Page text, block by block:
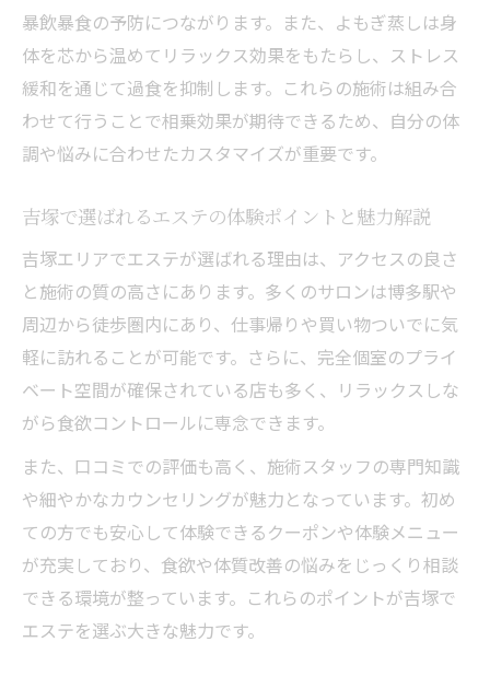
話題のエステがもたらす吉塚の食欲サポート
話題のエステで食欲サポートを受けるメリ
ット
吉塚で注目のエステが得意とする食欲ケア
エステのプロが提案する食欲管理の具体策
エステ利用者が語る食欲サポート体験談ま
とめ
食欲コントロールに強いエステ選びのコツ
紹介
食欲コントロールへ導くエステ活用の極意
エステを活用した食欲コントロールのコツ
解説
食欲を抑えるためのエステ施術の選び方と
は
継続しやすいエステでの食欲管理法を紹介
エステで習得するセルフ食欲コントロール
術
暴飲暴食の予防につながります。また、よもぎ蒸しは身
体を芯から温めてリラックス効果をもたらし、ストレス
緩和を通じて過食を抑制します。これらの施術は組み合
わせて行うことで相乗効果が期待できるため、自分の体
調や悩みに合わせたカスタマイズが重要です。
吉塚で選ばれるエステの体験ポイントと魅力解説
吉塚エリアでエステが選ばれる理由は、アクセスの良さ
と施術の質の高さにあります。多くのサロンは博多駅や
周辺から徒歩圏内にあり、仕事帰りや買い物ついでに気
軽に訪れることが可能です。さらに、完全個室のプライ
ベート空間が確保されている店も多く、リラックスしな
がら食欲コントロールに専念できます。
また、口コミでの評価も高く、施術スタッフの専門知識
や細やかなカウンセリングが魅力となっています。初め
ての方でも安心して体験できるクーポンや体験メニュー
が充実しており、食欲や体質改善の悩みをじっくり相談
できる環境が整っています。これらのポイントが吉塚で
エステを選ぶ大きな魅力です。